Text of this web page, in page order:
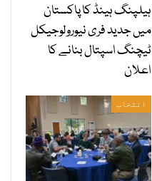
ہیلپنگ ہینڈ کا پاکستان
میں جدید فری نیورولوجیکل
ٹیچنگ اسپتال بنانے کا
اعلان
انتخاب